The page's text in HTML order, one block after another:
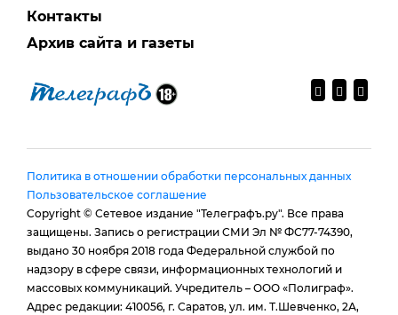
Контакты
Архив сайта и газеты
Политика в отношении обработки персональных данных
Пользовательское соглашение
Copyright © Сетевое издание "Телеграфъ.ру". Все права
защищены. Запись о регистрации СМИ Эл № ФС77-74390,
выдано 30 ноября 2018 года Федеральной службой по
надзору в сфере связи, информационных технологий и
массовых коммуникаций. Учредитель – ООО «Полиграф».
Адрес редакции: 410056, г. Саратов, ул. им. Т.Шевченко, 2А,